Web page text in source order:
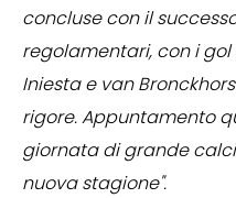
concluse con il
regolamentari, con i gol
Iniesta e van
rigore. Appuntamento
giornata di grande
nuova stagione".